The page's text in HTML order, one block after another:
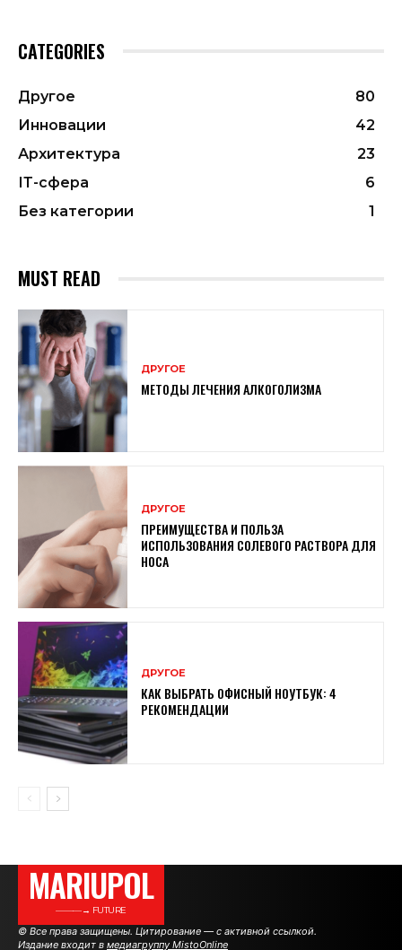
CATEGORIES
Другое
80
Инновации
42
Архитектура
23
ІТ-сфера
6
Без категории
1
MUST READ
ДРУГОЕ
МЕТОДЫ ЛЕЧЕНИЯ АЛКОГОЛИЗМА
ДРУГОЕ
ПРЕИМУЩЕСТВА И ПОЛЬЗА
ИСПОЛЬЗОВАНИЯ СОЛЕВОГО РАСТВОРА ДЛЯ
НОСА
ДРУГОЕ
КАК ВЫБРАТЬ ОФИСНЫЙ НОУТБУК: 4
РЕКОМЕНДАЦИИ
MARIUPOL
———→ FUTURE
© Все права защищены. Цитирование — с активной ссылкой.
Издание входит в медиагруппу MistoOnline